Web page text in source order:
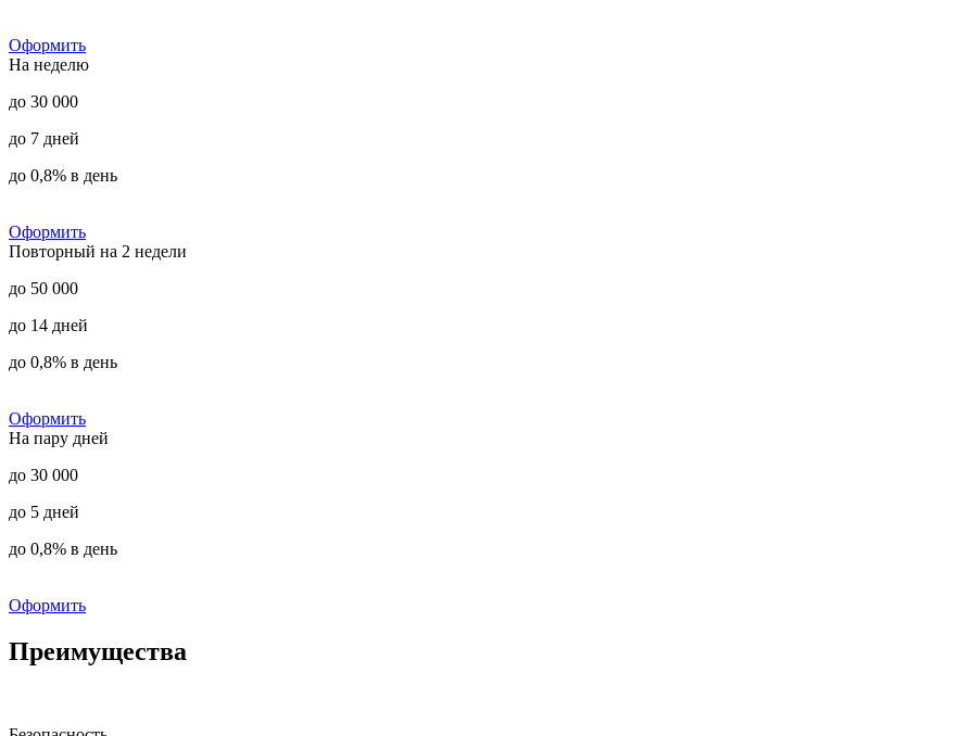
Оформить
На неделю
до 30 000
до 7 дней
до 0,8% в день
Оформить
Повторный на 2 недели
до 50 000
до 14 дней
до 0,8% в день
Оформить
На пару дней
до 30 000
до 5 дней
до 0,8% в день
Оформить
Преимущества